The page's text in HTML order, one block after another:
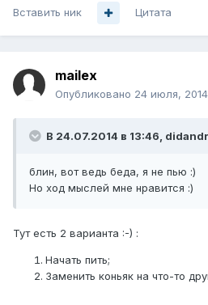
Вставить ник Цитата
mailex
Опубликовано 24 июля, 2014
В 24.07.2014 в 13:46,
блин, вот ведь беда, я не пью :)
Но ход мыслей мне нравится :)
Тут есть 2 варианта :-) :
Начать пить;
Заменить коньяк на что-то